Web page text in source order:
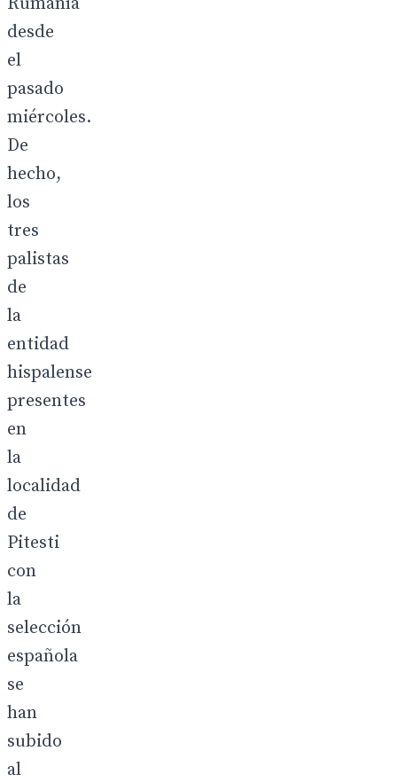
desde
el
pasado
miércoles.
De
hecho,
los
tres
palistas
de
la
entidad
hispalense
presentes
en
la
localidad
de
Pitesti
con
la
selección
española
se
han
subido
al